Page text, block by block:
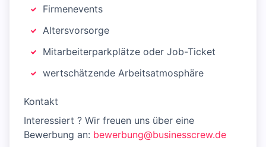
Firmenevents
Altersvorsorge
Mitarbeiterparkplätze oder Job-Ticket
wertschätzende Arbeitsatmosphäre
Kontakt
Interessiert ? Wir freuen uns über eine
Bewerbung an: bewerbung@businesscrew.de